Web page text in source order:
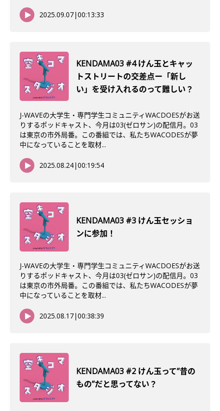
2025.09.07|00:13:33
KENDAMA03 #4 けん玉とキャッ
トストリートの交差点ー「新し
い」を受け入れるのって難しい？
J-WAVEの大学生・専門学生コミュニティWACDOESがお送
りするポッドキャスト、今月は03(ゼロサン)の配信月。03
は東京の市外局番。この番組では、私たちWACODESが夢
中になっていることを取材...
2025.08.24|00:19:54
KENDAMA03 #3 けん玉セッショ
ンに参加！
J-WAVEの大学生・専門学生コミュニティWACDOESがお送
りするポッドキャスト、今月は03(ゼロサン)の配信月。03
は東京の市外局番。この番組では、私たちWACODESが夢
中になっていることを取材...
2025.08.17|00:38:39
KENDAMA03 #2 けん玉って”昔の
もの”だと思ってない？